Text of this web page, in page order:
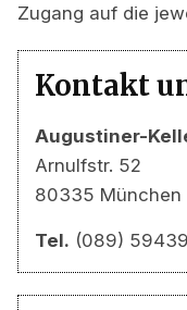
Zugang auf die
Kontakt
Augustiner-
Arnulfstr. 52
80335 München
Tel. (089)